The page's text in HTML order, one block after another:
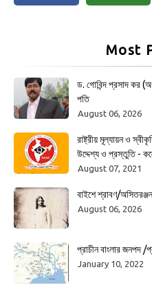
Most
ড. গোবিন্দ প্রসাদ কর
পতি
August 06, 2026
রাষ্ট্রীয় মূল্যায়ন ও
উদ্দেশ্য ও প্রস্তুতি -
August 07, 2021
বাইশে শ্রাবণ/
August 06, 2026
প্রাচীন বাংলার জনপদ /
January 10, 2022